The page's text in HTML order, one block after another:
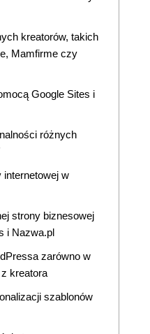
kreatorów, takich
Mamfirme czy
Google Sites i
różnych
internetowej w
strony biznesowej
i Nazwa.pl
zarówno w
kreatora
szablonów